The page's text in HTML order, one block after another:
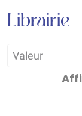
Librairie